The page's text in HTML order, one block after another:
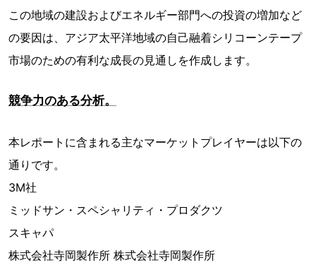
この地域の建設およびエネルギー部門への投資の増加など
の要因は、アジア太平洋地域の自己融着シリコーンテープ
市場のための有利な成長の見通しを作成します。
競争力のある分析。
本レポートに含まれる主なマーケットプレイヤーは以下の
通りです。
3M社
ミッドサン・スペシャリティ・プロダクツ
スキャパ
株式会社寺岡製作所 株式会社寺岡製作所